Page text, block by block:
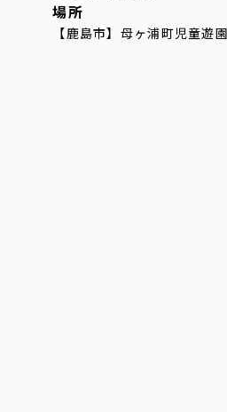
場所
【鹿島市】母ヶ浦町児童遊園